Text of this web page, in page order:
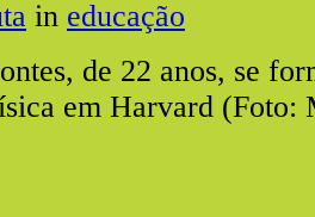
in educação
de 22 anos, se
em Harvard (Foto: